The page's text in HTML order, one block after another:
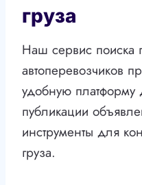
груза
Наш сервис поиска
автоперевозчиков
удобную
публикации
инструменты для
груза.